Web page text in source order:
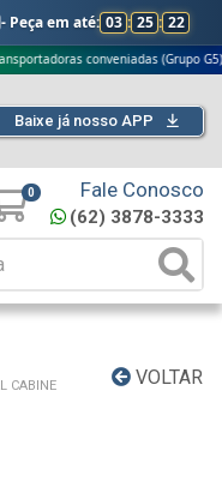
- Peça em até: 03 : 25 : 20
conveniadas (Grupo G5)
Baixe já nosso APP
0 Fale Conosco
(62) 3878-3333
VOLTAR
CABINE